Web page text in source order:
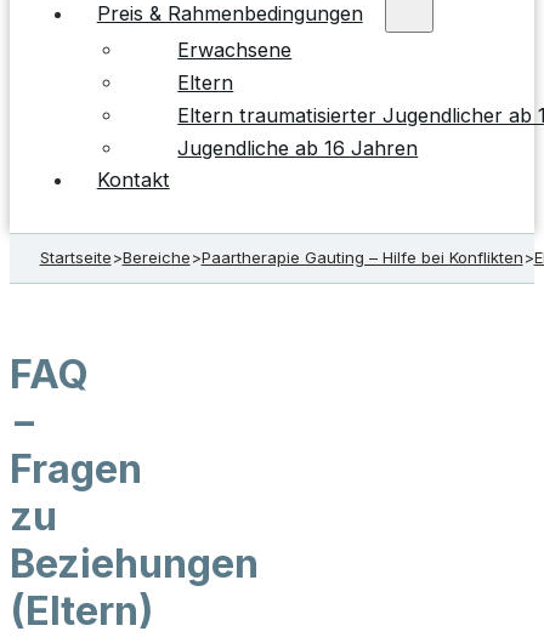
Preis & Rahmenbedingungen
Erwachsene
Eltern
Eltern traumatisierter Jugendlicher ab
Jugendliche ab 16 Jahren
Kontakt
Startseite>Bereiche>Paartherapie Gauting – Hilfe bei Konflikten>
FAQ
–
Fragen
zu
Beziehungen
(Eltern)